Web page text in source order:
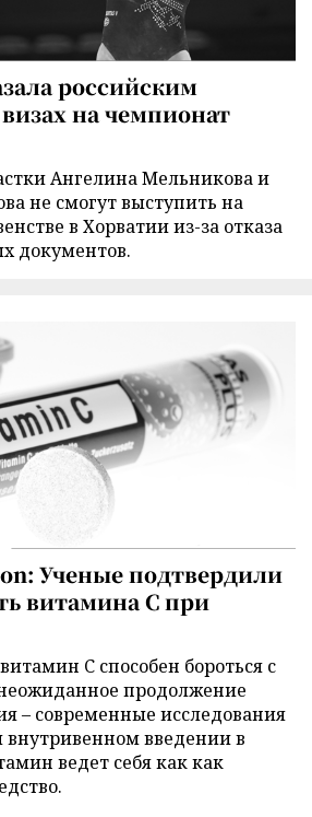
российским
на чемпионат
Ангелина Мельникова и
не смогут выступить на
в Хорватии из-за отказа
документов.
Ученые подтвердили
витамина C при
C способен бороться с
продолжение
– современные исследования
внутривенном введении в
ведет себя как как